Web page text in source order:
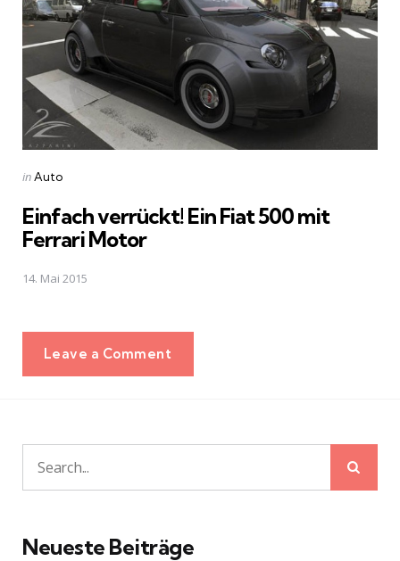
Posted
inAuto
Einfach verrückt! Ein Fiat 500 mit
Ferrari Motor
14. Mai 2015
Leave a Comment
Search
for:
Neueste Beiträge